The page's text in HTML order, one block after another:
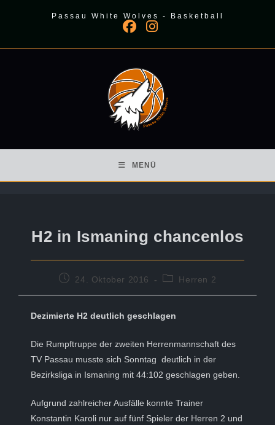
Passau White Wolves - Basketball
MENÜ
H2 in Ismaning chancenlos
Beitrag24. Oktober 2016
Beitrags-
Herren 2
Dezimierte H2 deutlich geschlagen
Die Rumpftruppe der zweiten Herrenmannschaft des
TV Passau musste sich Sonntag deutlich in der
Bezirksliga in Ismaning mit 44:102 geschlagen geben.
Aufgrund zahlreicher Ausfälle konnte Trainer
Konstantin Karoli nur auf fünf Spieler der Herren 2 und